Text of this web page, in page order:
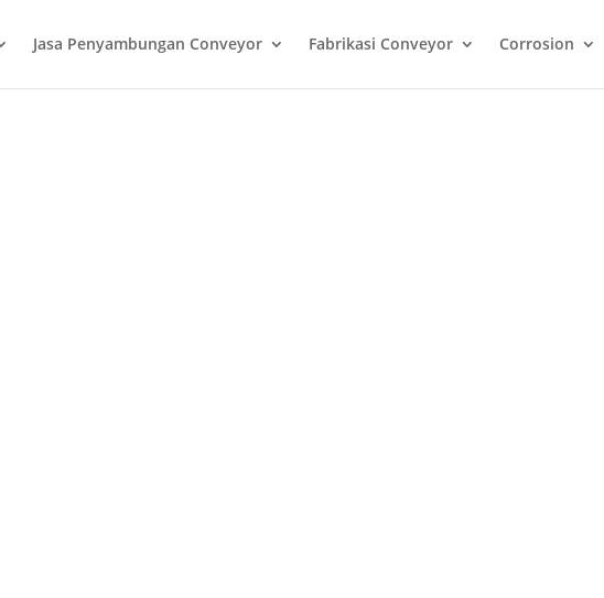
Jasa Penyambungan Conveyor Fabrikasi Conveyor Corrosion